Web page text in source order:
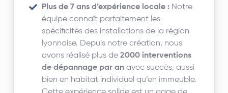
Plus de 7 ans d’expérience locale : Notre
équipe connaît parfaitement les
spécificités des installations de la région
lyonnaise. Depuis notre création, nous
avons réalisé plus de2000 interventions
de dépannage par an avec succès, aussi
bien en habitat individuel qu’en immeuble.